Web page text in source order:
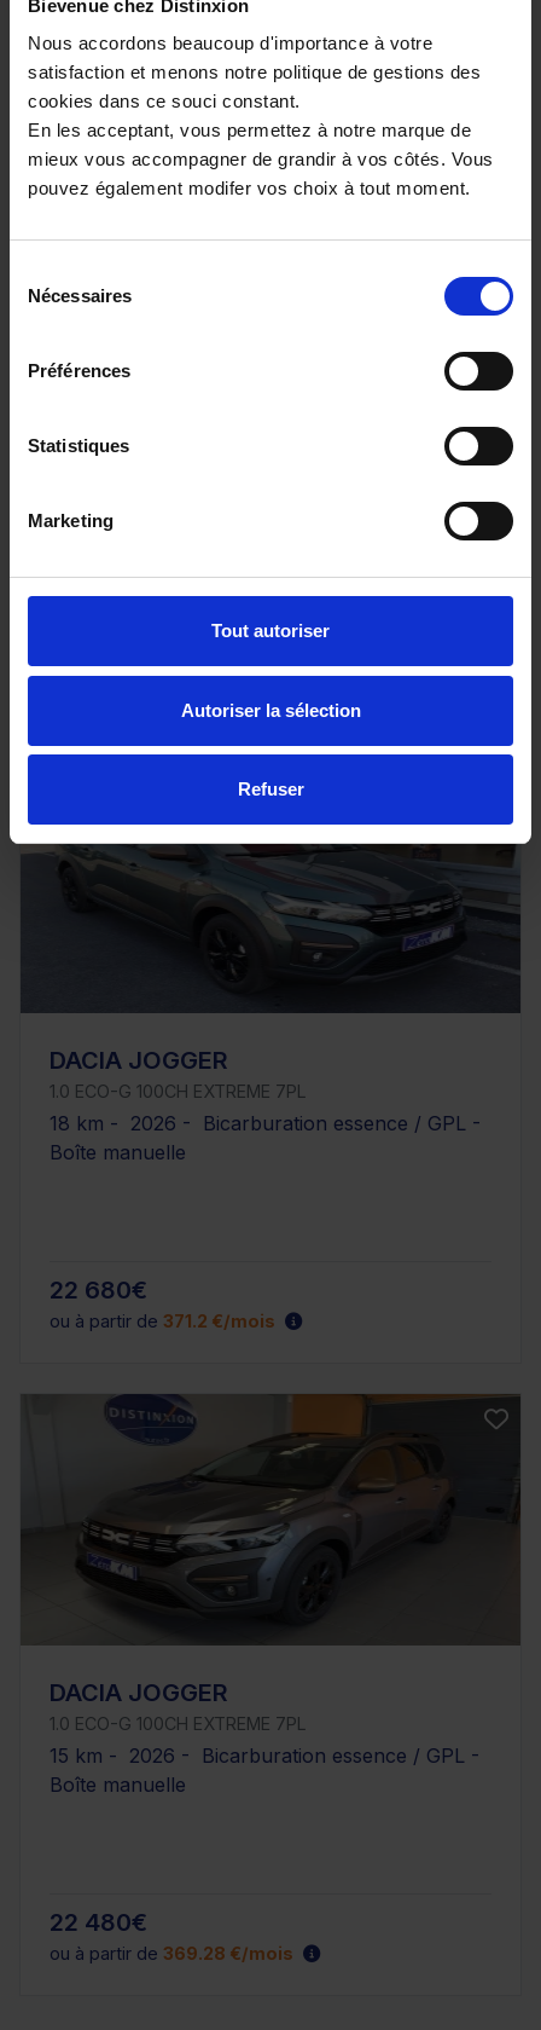
Bievenue chez Distinxion
Nous accordons beaucoup d'importance à votre
satisfaction et menons notre politique de gestions des
cookies dans ce souci constant.
En les acceptant, vous permettez à notre marque de
mieux vous accompagner de grandir à vos côtés. Vous
pouvez également modifer vos choix à tout moment.
Nécessaires
Préférences
Statistiques
Marketing
Tout autoriser
Autoriser la sélection
Refuser
24 890€
ou à partir de408.17 €/mois
SEAT LEON ST
20400 km - 2025 - Diesel - Boîte manuelle
DACIA JOGGER
1.0 ECO-G 100CH EXTREME 7PL
18 km - 2026 - Bicarburation essence / GPL -
Boîte manuelle
22 680€
ou à partir de 371.2 €/mois
DACIA JOGGER
1.0 ECO-G 100CH EXTREME 7PL
15 km - 2026 - Bicarburation essence / GPL -
Boîte manuelle
22 480€
ou à partir de 369.28 €/mois